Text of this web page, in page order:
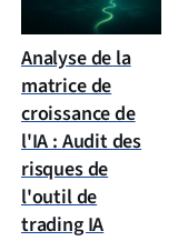
Analyse de la
matrice de
croissance de
l'IA : Audit des
risques de
l'outil de
trading IA